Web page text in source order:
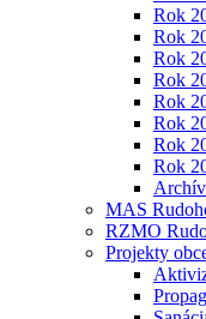
Rok
Rok
Rok
Rok
Rok
Rok
Rok
Rok
Archív
MAS
RZMO
Projekty